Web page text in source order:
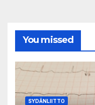
You missed
SYDÄNLIITTO